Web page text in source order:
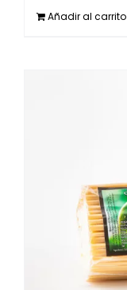
Añadir al carrito